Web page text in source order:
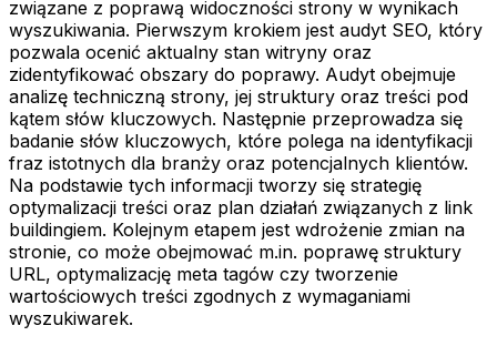
związane z poprawą widoczności strony w wynikach
wyszukiwania. Pierwszym krokiem jest audyt SEO, który
pozwala ocenić aktualny stan witryny oraz
zidentyfikować obszary do poprawy. Audyt obejmuje
analizę techniczną strony, jej struktury oraz treści pod
kątem słów kluczowych. Następnie przeprowadza się
badanie słów kluczowych, które polega na identyfikacji
fraz istotnych dla branży oraz potencjalnych klientów.
Na podstawie tych informacji tworzy się strategię
optymalizacji treści oraz plan działań związanych z link
buildingiem. Kolejnym etapem jest wdrożenie zmian na
stronie, co może obejmować m.in. poprawę struktury
URL, optymalizację meta tagów czy tworzenie
wartościowych treści zgodnych z wymaganiami
wyszukiwarek.